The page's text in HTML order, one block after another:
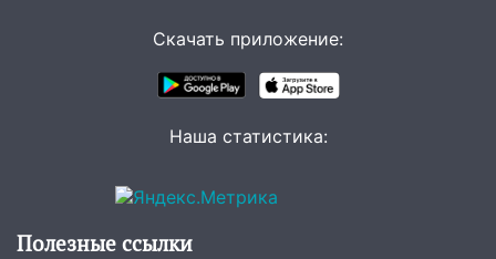
пилотным регионом проекта
«Культурное долголетие»
области на 8 августа
областной больницы поступили шесть
Скачать приложение:
Наша статистика:
Полезные ссылки